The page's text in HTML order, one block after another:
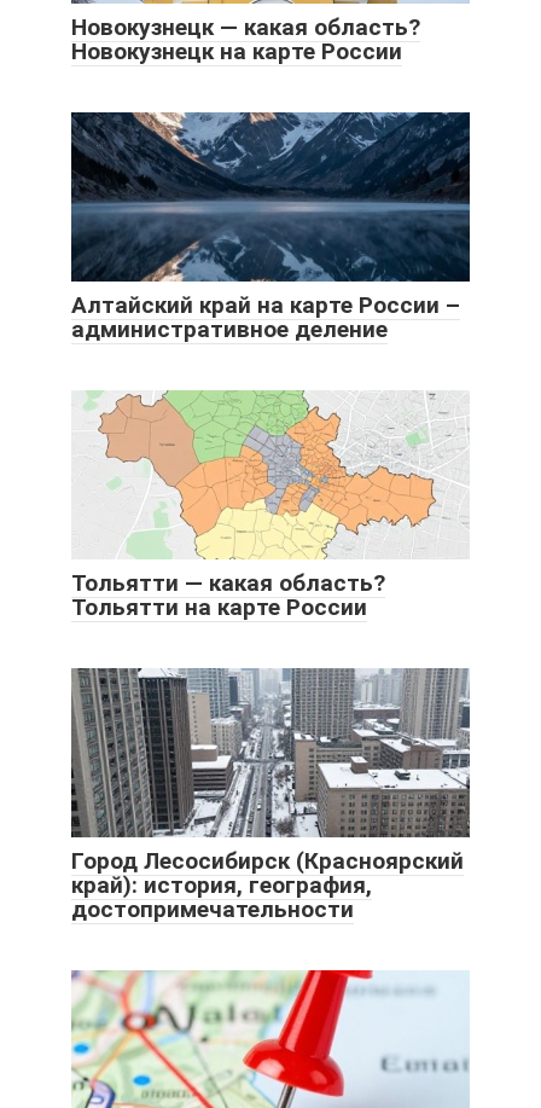
Новокузнецк — какая область?
Новокузнецк на карте России
Алтайский край на карте России –
административное деление
Тольятти — какая область?
Тольятти на карте России
Город Лесосибирск (Красноярский
край): история, география,
достопримечательности